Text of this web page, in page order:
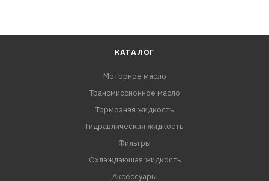
КАТАЛОГ
Моторное масло
Трансмиссионное масло
Тормозная жидкость
Гидравлическая жидкость
Фильтры
Охлаждающая жидкость
Аксессуары